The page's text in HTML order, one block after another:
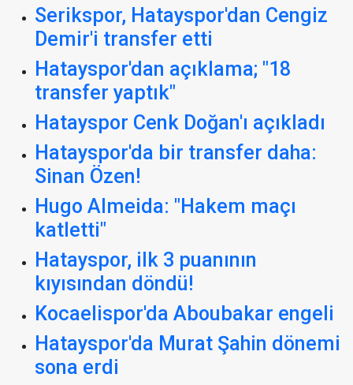
Serikspor, Hatayspor'dan Cengiz
Demir'i transfer etti
Hatayspor'dan açıklama; "18
transfer yaptık"
Hatayspor Cenk Doğan'ı açıkladı
Hatayspor'da bir transfer daha:
Sinan Özen!
Hugo Almeida: "Hakem maçı
katletti"
Hatayspor, ilk 3 puanının
kıyısından döndü!
Kocaelispor'da Aboubakar engeli
Hatayspor'da Murat Şahin dönemi
sona erdi